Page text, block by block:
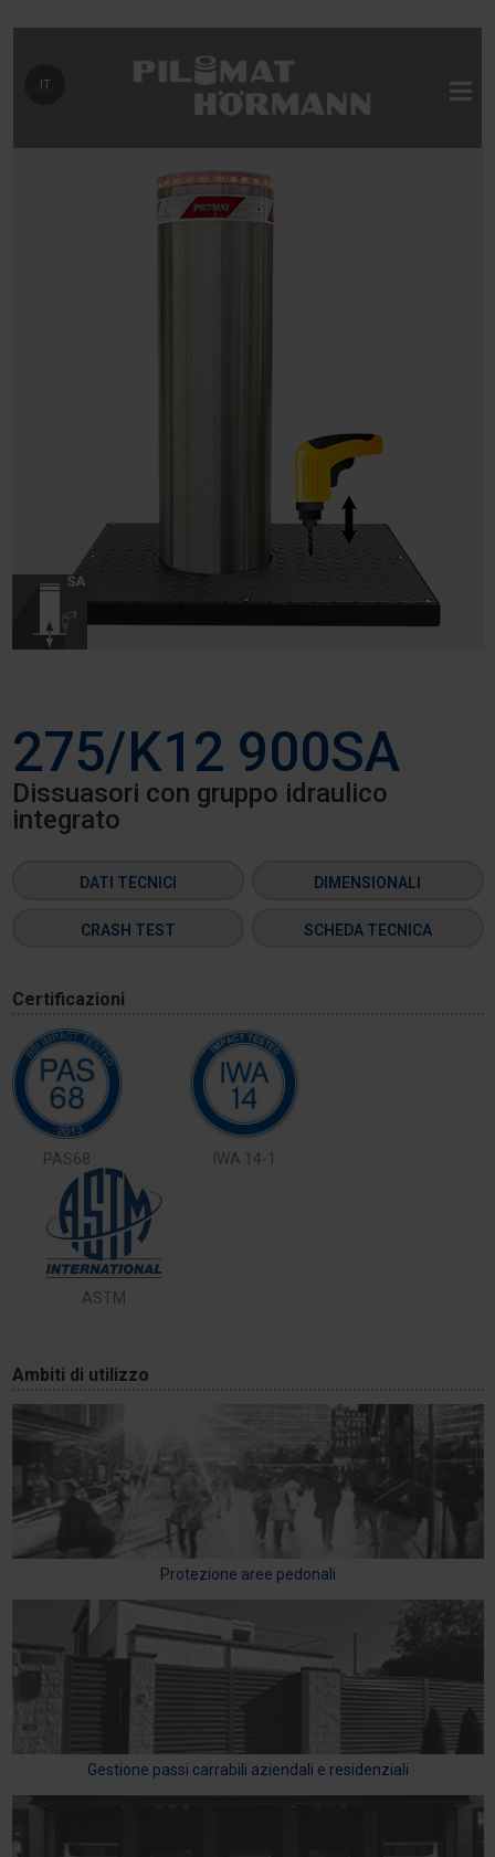
Seleziona la tua lingua
IT
275/K12 900SA
Dissuasori con gruppo idraulico
integrato
DATI TECNICI DIMENSIONALI
CRASH TEST SCHEDA TECNICA
Certificazioni
PAS68 IWA 14-1
ASTM
Ambiti di utilizzo
Protezione aree pedonali
Gestione passi carrabili aziendali e residenziali